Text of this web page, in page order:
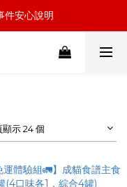
件安心說明
件安心說明
飼料、罐罐立即看
顯示 24 個